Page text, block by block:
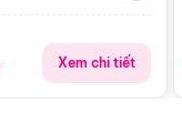
Xem chi tiết